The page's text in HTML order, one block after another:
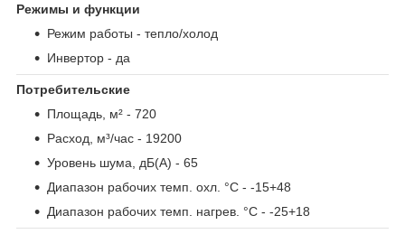
Режимы и функции
Режим работы - тепло/холод
Инвертор - да
Потребительские
Площадь, м² - 720
Расход, м³/час - 19200
Уровень шума, дБ(А) - 65
Диапазон рабочих темп. охл. °С - -15+48
Диапазон рабочих темп. нагрев. °С - -25+18